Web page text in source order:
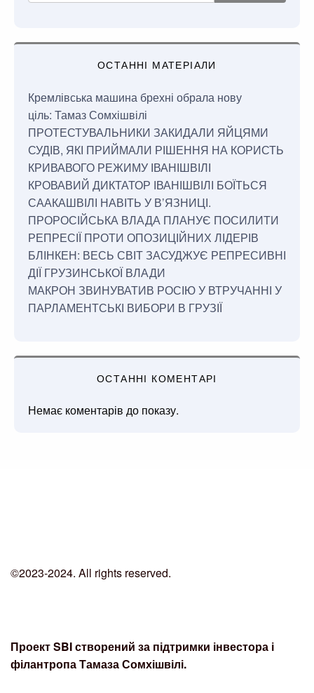
ОСТАННІ МАТЕРІАЛИ
Кремлівська машина брехні обрала нову
ціль: Тамаз Сомхішвілі
ПРОТЕСТУВАЛЬНИКИ ЗАКИДАЛИ ЯЙЦЯМИ
СУДІВ, ЯКІ ПРИЙМАЛИ РІШЕННЯ НА КОРИСТЬ
КРИВАВОГО РЕЖИМУ ІВАНІШВІЛІ
КРОВАВИЙ ДИКТАТОР ІВАНІШВІЛІ БОЇТЬСЯ
СААКАШВІЛІ НАВІТЬ У В’ЯЗНИЦІ.
ПРОРОСІЙСЬКА ВЛАДА ПЛАНУЄ ПОСИЛИТИ
РЕПРЕСІЇ ПРОТИ ОПОЗИЦІЙНИХ ЛІДЕРІВ
БЛІНКЕН: ВЕСЬ СВІТ ЗАСУДЖУЄ РЕПРЕСИВНІ
ДІЇ ГРУЗИНСЬКОЇ ВЛАДИ
МАКРОН ЗВИНУВАТИВ РОСІЮ У ВТРУЧАННІ У
ПАРЛАМЕНТСЬКІ ВИБОРИ В ГРУЗІЇ
ОСТАННІ КОМЕНТАРІ
Немає коментарів до показу.
©2023-2024. All rights reserved.
Проект SBI створений за підтримки інвестора і
філантропа Тамаза Сомхішвілі.